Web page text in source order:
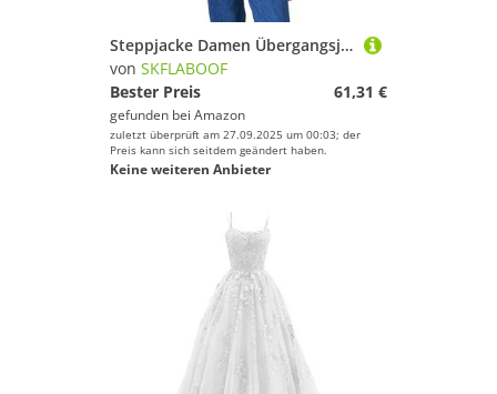
Steppjacke Damen Übergangsjacke | Daunenmantel Winterjacke Mädchen Tasche Leichte Kuscheljacke Sportlich, Elegante Jacke Frauen Women College Freizeit Warme Wanderjacke (Grün, S)
von SKFLABOOF
Bester Preis
61,31 €
gefunden bei Amazon
zuletzt überprüft am 27.09.2025 um 00:03; der
Preis kann sich seitdem geändert haben.
Keine weiteren Anbieter